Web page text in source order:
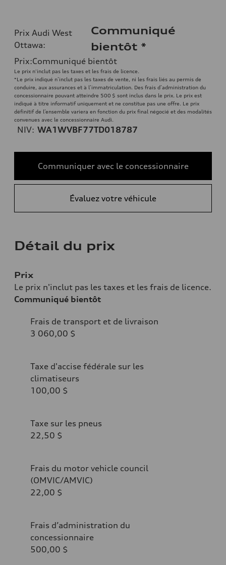
Prix Audi West
Ottawa:
Communiqué
bientôt *
Prix:Communiqué bientôt
Le prix n'inclut pas les taxes et les frais de licence.
*Le prix indiqué n’inclut pas les taxes de vente, ni les frais liés au permis de
conduire, aux assurances et à l’immatriculation. Des frais d’administration du
concessionnaire pouvant atteindre 500 $ sont inclus dans le prix. Le prix est
indiqué à titre informatif uniquement et ne constitue pas une offre. Le prix
définitif de l’ensemble variera en fonction du prix final négocié et des modalités
convenues avec le concessionnaire Audi.
NIV: WA1WVBF77TD018787
Communiquer avec le concessionnaire
Évaluez votre véhicule
Détail du prix
Prix
Le prix n'inclut pas les taxes et les frais de licence.
Communiqué bientôt
Frais de transport et de livraison
3 060,00 $
Taxe d'accise fédérale sur les
climatiseurs
100,00 $
Taxe sur les pneus
22,50 $
Frais du motor vehicle council
(OMVIC/AMVIC)
22,00 $
Frais d’administration du
concessionnaire
500,00 $